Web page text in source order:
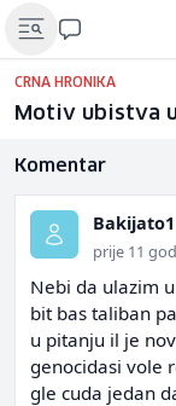
CRNA HRONIKA
Motiv ubistva
Komentar
Bakijato1
prije 11
Nebi da ulazim
bit bas taliban
u pitanju il je
genocidasi vole
gle cuda jedan